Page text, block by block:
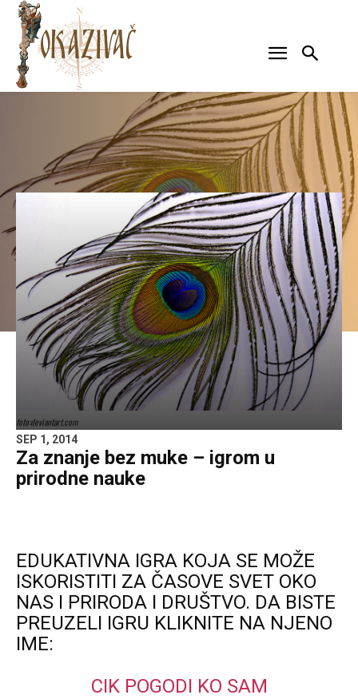
foto:deviantart.com
SEP 1, 2014
Za znanje bez muke – igrom u
prirodne nauke
EDUKATIVNA IGRA KOJA SE MOŽE
ISKORISTITI ZA ČASOVE SVET OKO
NAS I PRIRODA I DRUŠTVO. DA BISTE
PREUZELI IGRU KLIKNITE NA NJENO
IME:
CIK POGODI KO SAM